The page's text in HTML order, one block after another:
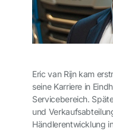
Eric van Rijn kam
seine Karriere in
Servicebereich.
und
Händlerentwicklung